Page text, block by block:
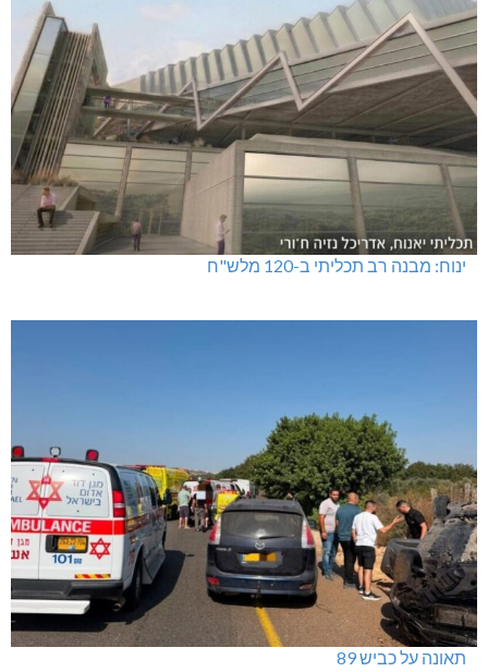
ינוח: מבנה רב תכליתי ב-120 מלש"ח
תאונה על כביש 89